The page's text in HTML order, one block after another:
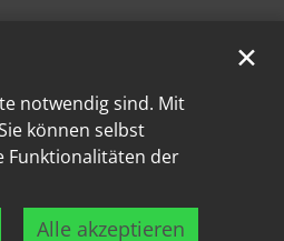
notwendig sind. Mit
können selbst
Funktionalitäten der
Alle akzeptieren
✕